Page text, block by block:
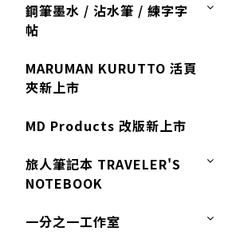
鋼筆墨水 / 沾水筆 / 練字字
帖
MARUMAN KURUTTO 活頁
夾新上市
MD Products 改版新上市
旅人筆記本 TRAVELER'S
NOTEBOOK
一分之一工作室